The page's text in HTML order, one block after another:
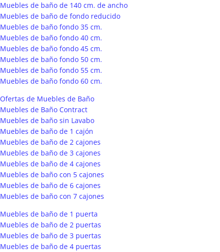
Muebles de baño de 140 cm. de ancho
Muebles de baño de fondo reducido
Muebles de baño fondo 35 cm.
Muebles de baño fondo 40 cm.
Muebles de baño fondo 45 cm.
Muebles de baño fondo 50 cm.
Muebles de baño fondo 55 cm.
Muebles de baño fondo 60 cm.
Ofertas de Muebles de Baño
Muebles de Baño Contract
Muebles de baño sin Lavabo
Muebles de baño de 1 cajón
Muebles de baño de 2 cajones
Muebles de baño de 3 cajones
Muebles de baño de 4 cajones
Muebles de baño con 5 cajones
Muebles de baño de 6 cajones
Muebles de baño con 7 cajones
Muebles de baño de 1 puerta
Muebles de baño de 2 puertas
Muebles de baño de 3 puertas
Muebles de baño de 4 puertas